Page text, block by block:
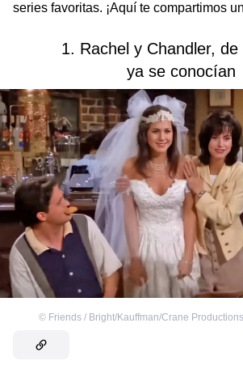
series favoritas. ¡Aquí te compartimos
1. Rachel y Chandler, de
ya se conocían
© Friends / Bright/Kauffman/Crane